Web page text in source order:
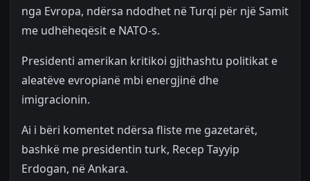
nga Evropa, ndërsa ndodhet në Turqi për një Samit
me udhëheqësit e NATO-s.
Presidenti amerikan kritikoi gjithashtu politikat e
aleatëve evropianë mbi energjinë dhe
imigracionin.
Ai i bëri komentet ndërsa fliste me gazetarët,
bashkë me presidentin turk, Recep Tayyip
Erdogan, në Ankara.